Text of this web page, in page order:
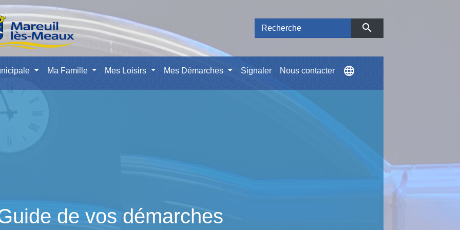
search
Ma Famille Mes Loisirs Mes Démarches Signaler Nous contacter language
de vos démarches